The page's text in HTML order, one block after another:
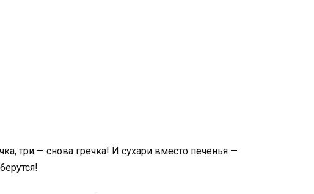
три — снова гречка! И сухари вместо печенья —